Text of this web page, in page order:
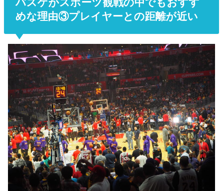
バスケがスポーツ観戦の中でもおすす
めな理由③プレイヤーとの距離が近い